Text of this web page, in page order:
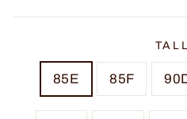
85E 85F